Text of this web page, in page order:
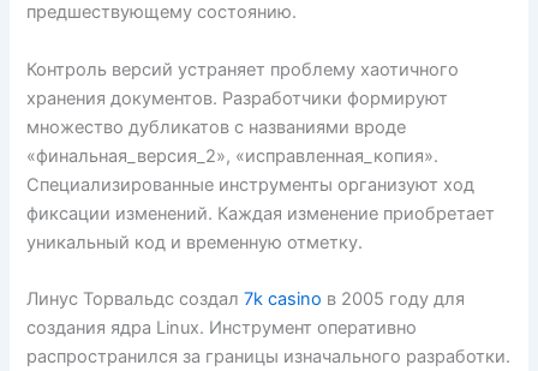
предшествующему состоянию.
Контроль версий устраняет проблему хаотичного
хранения документов. Разработчики формируют
множество дубликатов с названиями вроде
«финальная_версия_2», «исправленная_копия».
Специализированные инструменты организуют ход
фиксации изменений. Каждая изменение приобретает
уникальный код и временную отметку.
Линус Торвальдс создал7k casino в 2005 году для
создания ядра Linux. Инструмент оперативно
распространился за границы изначального разработки.